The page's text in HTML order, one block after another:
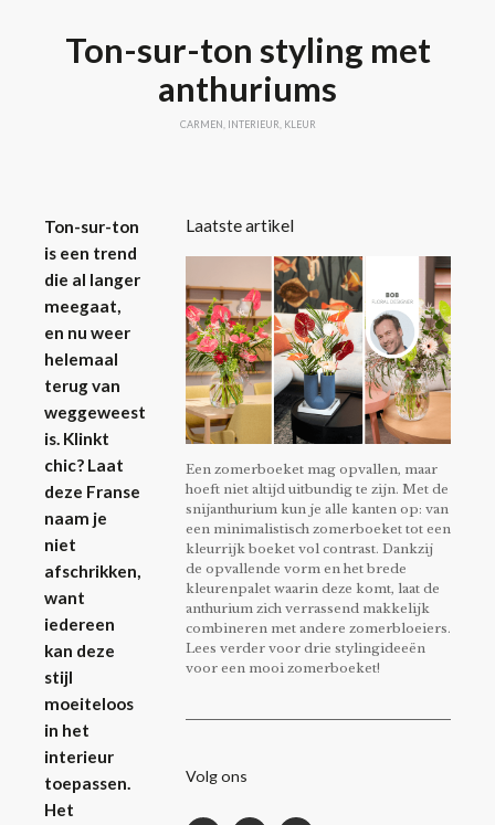
Ton-sur-ton styling met
anthuriums
CARMEN INTERIEUR KLEUR
Ton-sur-ton
is een trend
die al langer
meegaat,
en nu weer
helemaal
terug van
weggeweest
is. Klinkt
chic? Laat
deze Franse
naam je
niet
afschrikken,
want
iedereen
kan deze
stijl
moeiteloos
in het
interieur
toepassen.
Het
Laatste artikel
Een zomerboeket mag opvallen, maar
hoeft niet altijd uitbundig te zijn. Met de
snijanthurium kun je alle kanten op: van
een minimalistisch zomerboeket tot een
kleurrijk boeket vol contrast. Dankzij
de opvallende vorm en het brede
kleurenpalet waarin deze komt, laat de
anthurium zich verrassend makkelijk
combineren met andere zomerbloeiers.
Lees verder voor drie stylingideeën
voor een mooi zomerboeket!
Volg ons